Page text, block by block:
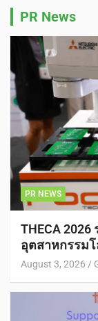
PR News
PR NEWS
THECA
อุตสาหกรรมโ
August 3, 2026